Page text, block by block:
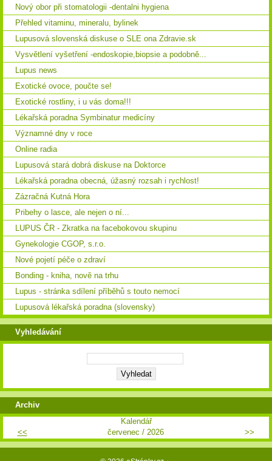
Nový obor při stomatologii -dentalni hygiena
Přehled vitaminu, mineralu, bylinek
Lupusová slovenská diskuse o SLE ona Zdravie.sk
Vysvětlení vyšetření -endoskopie,biopsie a podobně...
Lupus news
Exotické ovoce, poučte se!
Exotické rostliny, i u vás doma!!!
Lékařská poradna Symbinatur medicíny
Významné dny v roce
Online radia
Lupusová stará dobrá diskuse na Doktorce
Lékařská poradna obecná, úžasný rozsah i rychlost!
Zázračná Kutná Hora
Pribehy o lasce, ale nejen o ní...
LUPUS ČR - Zkratka na facebokovou skupinu
Gynekologie CGOP, s.r.o.
Nové pojetí péče o zdraví
Bonding - kniha, nově na trhu
Lupus - stránka sdílení příběhů s touto nemocí
Lupusová lékařská poradna (slovensky)
Vyhledávání
Archiv
Kalendář
<<
červenec / 2026 >>